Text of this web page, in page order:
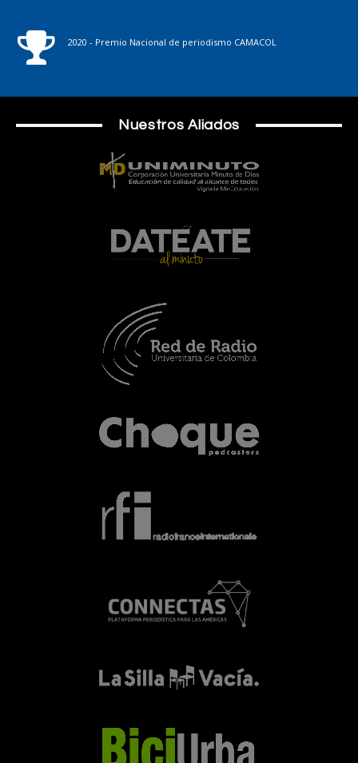
2020 - Premio Nacional de periodismo CAMACOL
Nuestros Aliados